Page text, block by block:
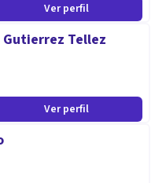
Ver perfil
Gutierrez Tellez
Ver perfil